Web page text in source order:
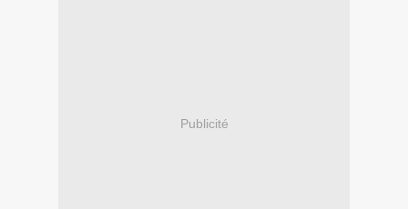
Publicité